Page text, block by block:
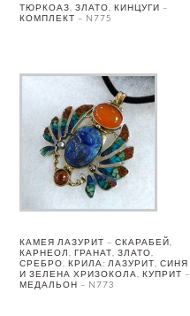
ТЮРКОАЗ, ЗЛАТО, КИНЦУГИ –
КОМПЛЕКТ – N775
КАМЕЯ ЛАЗУРИТ – СКАРАБЕЙ,
КАРНЕОЛ, ГРАНАТ, ЗЛАТО,
СРЕБРО. КРИЛА: ЛАЗУРИТ, СИНЯ
И ЗЕЛЕНА ХРИЗОКОЛА, КУПРИТ –
МЕДАЛЬОН – N773